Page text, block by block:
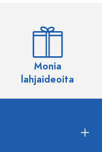
Monia
lahjaideoita